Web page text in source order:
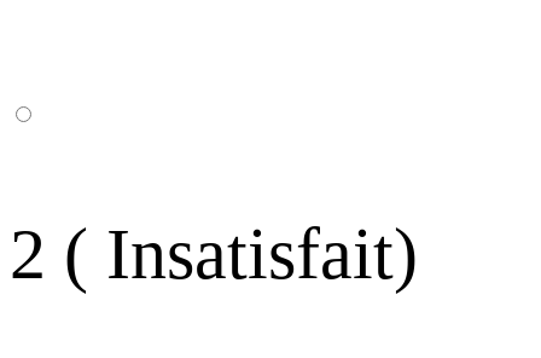
2 ( Insatisfait)